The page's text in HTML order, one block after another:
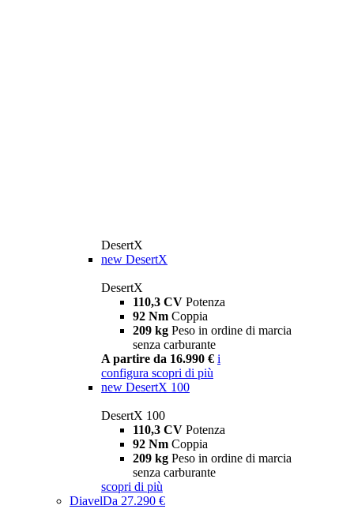
DesertX
new DesertX
DesertX
110,3 CV Potenza
92 Nm Coppia
209 kg Peso in ordine di marcia
senza carburante
A partire da 16.990 € i
configura scopri di più
new DesertX 100
DesertX 100
110,3 CV Potenza
92 Nm Coppia
209 kg Peso in ordine di marcia
senza carburante
scopri di più
DiavelDa 27.290 €